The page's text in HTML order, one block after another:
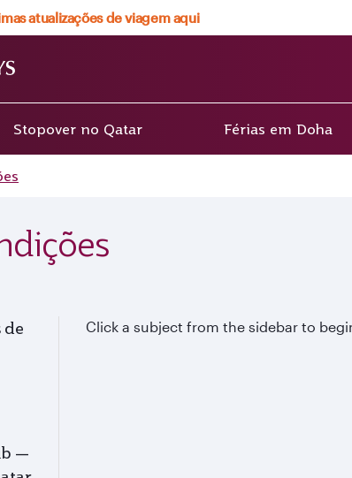
atualizações de viagem aqui
Stopover no Qatar Férias em Doha
de
—
Click a subject from the sidebar to